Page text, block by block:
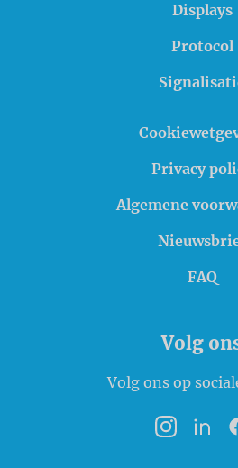
Displays
Protocol
Privacy
Algemene
FAQ
Volg
Volg ons op
Instagram